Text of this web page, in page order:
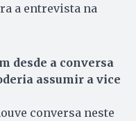
a entrevista na
desde a conversa
assumir a vice
conversa neste